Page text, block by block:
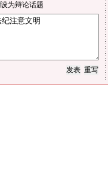
设为辩论话题